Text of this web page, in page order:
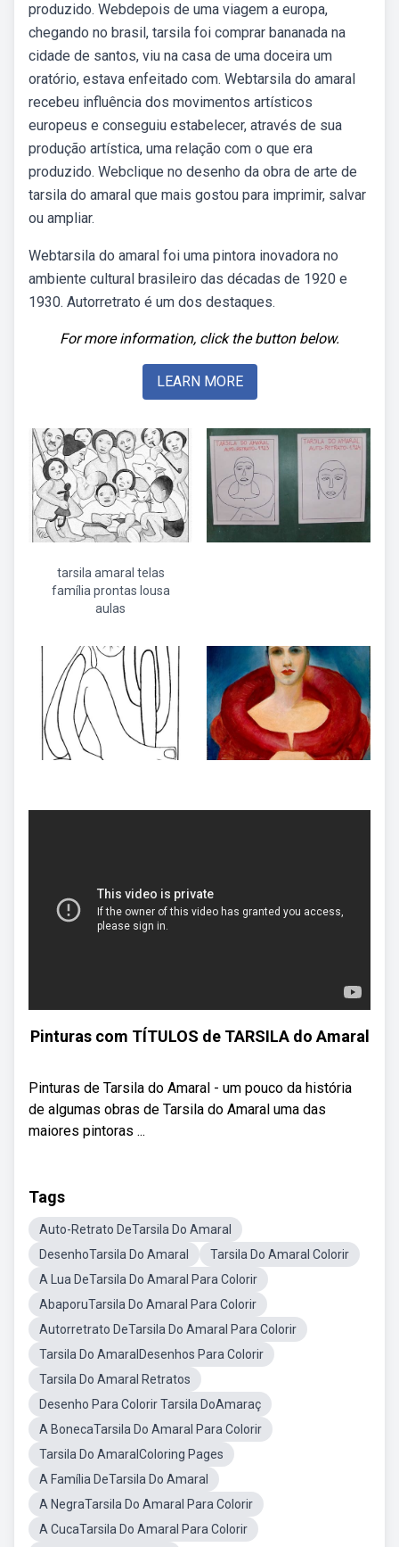
produzido. Webdepois de uma viagem a europa,
chegando no brasil, tarsila foi comprar bananada na
cidade de santos, viu na casa de uma doceira um
oratório, estava enfeitado com. Webtarsila do amaral
recebeu influência dos movimentos artísticos
europeus e conseguiu estabelecer, através de sua
produção artística, uma relação com o que era
produzido. Webclique no desenho da obra de arte de
tarsila do amaral que mais gostou para imprimir, salvar
ou ampliar.
Webtarsila do amaral foi uma pintora inovadora no
ambiente cultural brasileiro das décadas de 1920 e
1930. Autorretrato é um dos destaques.
For more information, click the button below.
LEARN MORE
tarsila amaral telas
família prontas lousa
aulas
Pinturas com TÍTULOS de TARSILA do Amaral
Pinturas de Tarsila do Amaral - um pouco da história
de algumas obras de Tarsila do Amaral uma das
maiores pintoras ...
Tags
Auto-Retrato DeTarsila Do Amaral
DesenhoTarsila Do Amaral
Tarsila Do Amaral Colorir
A Lua DeTarsila Do Amaral Para Colorir
AbaporuTarsila Do Amaral Para Colorir
Autorretrato DeTarsila Do Amaral Para Colorir
Tarsila Do AmaralDesenhos Para Colorir
Tarsila Do Amaral Retratos
Desenho Para Colorir Tarsila DoAmaraç
A BonecaTarsila Do Amaral Para Colorir
Tarsila Do AmaralColoring Pages
A Família DeTarsila Do Amaral
A NegraTarsila Do Amaral Para Colorir
A CucaTarsila Do Amaral Para Colorir